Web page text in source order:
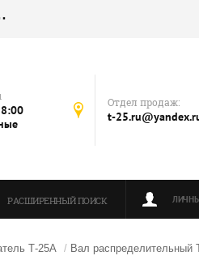
Отдел продаж:
t-
РАСШИРЕННЫЙ ПОИСК
Т-25А / Вал распределительный